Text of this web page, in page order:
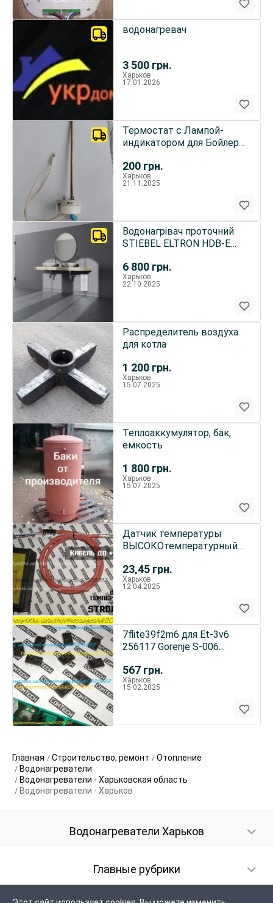
3 500 грн.
водонагревач
Харьков
17.01.2026
200 грн.
Термостат с Лампой-
индикатором для Бойлера
Харьков
21.11.2025
6 800 грн.
Водонагрівач проточний
STIEBEL ELTRON HDB-E
Харьков
22.10.2025
1 200 грн.
Распределитель воздуха
для котла
Харьков
15.07.2025
1 800 грн.
Теплоаккумулятор, бак,
емкость
Харьков
15.07.2025
23,45 грн.
Датчик температуры
ВЫСОКОтемпературный
STROPUVA
Харьков
12.04.2025
567 грн.
7flite39f2m6 для Et-3v6
256117 Gorenje S-006
Харьков
15.02.2025
Главная Строительство, ремонт
Отопление
Водонагреватели
Водонагреватели - Харьковская область
Водонагреватели - Харьков
Водонагреватели Харьков
Главные рубрики